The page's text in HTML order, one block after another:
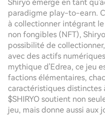
Shiryo émerge en tant
paradigme play-to-earn.
à collectionner intégrant
non fongibles (NFT),
possibilité de
avec des actifs
mythique d'Edrea, ce jeu
factions élémentaires,
caractéristiques distinctes
$SHIRYO soutient non
jeu, mais donne aussi aux